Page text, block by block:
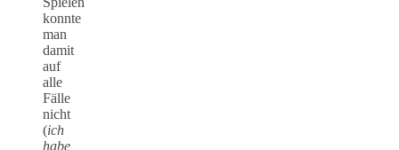
konnte
man
damit
auf
alle
Fälle
nicht
(ich
habe